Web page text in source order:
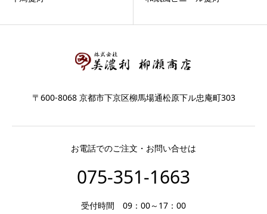
〒600-8068 京都市下京区柳馬場通松原下ル忠庵町303
お電話でのご注文・お問い合せは
075-351-1663
受付時間 09：00～17：00